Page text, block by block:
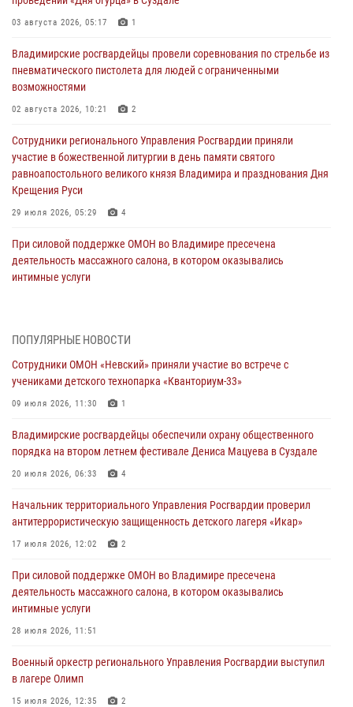
03 августа 2026, 05:17 1
Владимирские росгвардейцы провели соревнования по стрельбе из
пневматического пистолета для людей с ограниченными
возможностями
02 августа 2026, 10:21 2
Сотрудники регионального Управления Росгвардии приняли
участие в божественной литургии в день памяти святого
равноапостольного великого князя Владимира и празднования Дня
Крещения Руси
29 июля 2026, 05:29 4
При силовой поддержке ОМОН во Владимире пресечена
деятельность массажного салона, в котором оказывались
интимные услуги
смену в детском лагере «Икар»
27 июля 2026, 16:43 2
Владимирские росгвардейцы обеспечили охрану общественного
20 июля 2026, 06:33 4
Военнослужащий военного оркестра регионального Управления
105-летию Центрального округа
19 июля 2026, 11:17 7
антитеррористическую защищенность детского лагеря «Икар»
17 июля 2026, 12:02 2
Военный оркестр регионального Управления Росгвардии выступил
15 июля 2026, 12:35 2
ПОПУЛЯРНЫЕ НОВОСТИ
Сотрудники ОМОН «Невский» приняли участие во встрече с
учениками детского технопарка «Кванториум-33»
09 июля 2026, 11:30 1
Владимирские росгвардейцы обеспечили охрану общественного
порядка на втором летнем фестивале Дениса Мацуева в Суздале
20 июля 2026, 06:33 4
Начальник территориального Управления Росгвардии проверил
антитеррористическую защищенность детского лагеря «Икар»
17 июля 2026, 12:02 2
При силовой поддержке ОМОН во Владимире пресечена
деятельность массажного салона, в котором оказывались
интимные услуги
28 июля 2026, 11:51
Военный оркестр регионального Управления Росгвардии выступил
в лагере Олимп
15 июля 2026, 12:35 2